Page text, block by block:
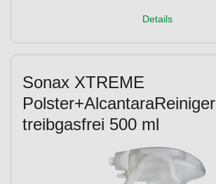
Details
Sonax XTREME
Polster+AlcantaraReiniger
treibgasfrei 500 ml